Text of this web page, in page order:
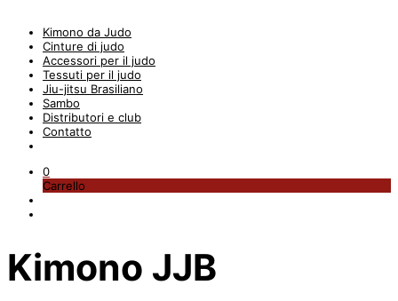
Kimono da Judo
Cinture di judo
Accessori per il judo
Tessuti per il judo
Jiu-jitsu Brasiliano
Sambo
Distributori e club
Contatto
0
Carrello
Kimono JJB